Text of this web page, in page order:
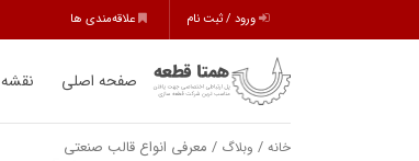
ورود / ثبت نام علاقه‌مندی ها
صفحه اصلی نقشه
خانه / وبلاگ / معرفی انواع قالب صنعتی